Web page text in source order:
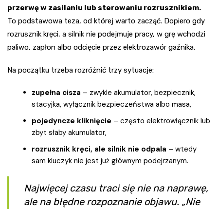
przerwę w zasilaniu lub sterowaniu rozrusznikiem.
To podstawowa teza, od której warto zacząć. Dopiero gdy
rozrusznik kręci, a silnik nie podejmuje pracy, w grę wchodzi
paliwo, zapłon albo odcięcie przez elektrozawór gaźnika.
Na początku trzeba rozróżnić trzy sytuacje:
zupełna cisza – zwykle akumulator, bezpiecznik,
stacyjka, wyłącznik bezpieczeństwa albo masa,
pojedyncze kliknięcie – często elektrowłącznik lub
zbyt słaby akumulator,
rozrusznik kręci, ale silnik nie odpala – wtedy
sam kluczyk nie jest już głównym podejrzanym.
Najwięcej czasu traci się nie na naprawę,
ale na błędne rozpoznanie objawu. „Nie